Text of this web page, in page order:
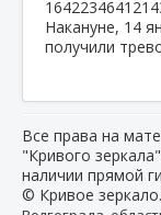
Накануне, 14
получили
Все права на
"Кривого
наличии прямой
© Кривое